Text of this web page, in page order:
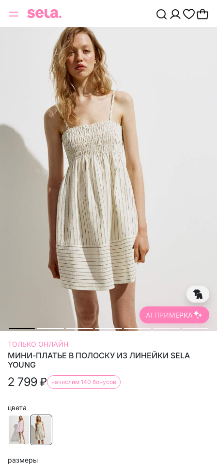
AI ПРИМЕРКА
ТОЛЬКО ОНЛАЙН
МИНИ-ПЛАТЬЕ В ПОЛОСКУ ИЗ ЛИНЕЙКИ SELA
YOUNG
2 799 ₽ начислим 140 бонусов
цвета
размеры